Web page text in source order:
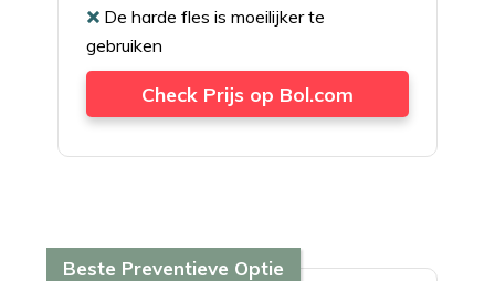
De harde fles is moeilijker te
gebruiken
Check Prijs op Bol.com
Beste Preventieve Optie